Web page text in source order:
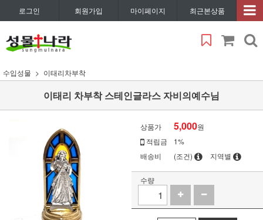
로그인 회원가입 마이페이지 최근본상품
수입성물 이태리차부착
이태리 차부착 스테인글라스 자비의예수님
상품가 5,000원
적립금
1%
배송비
(조건) 지역별
수량